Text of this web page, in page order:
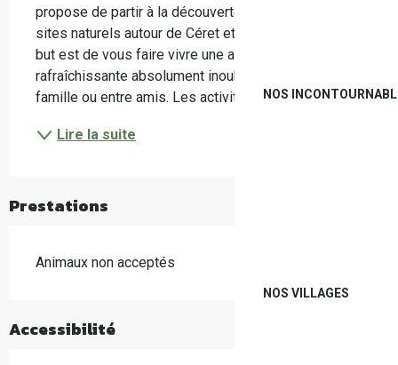
NOS
NOS VILLAGES
propose de partir à la découverte des plus beaux
sites naturels autour de Céret et du Vallespir. Son
but est de vous faire vivre une aventure nature et
rafraîchissante absolument inoubliable, à partager en
famille ou entre amis. Les activités sont...
Lire la suite
Prestations
Animaux non acceptés
Accessibilité